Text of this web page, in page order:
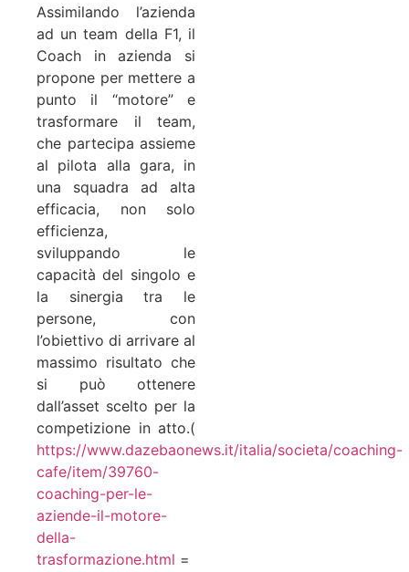
Assimilando l’azienda
ad un team della F1, il
Coach in azienda si
propone per mettere a
punto il “motore” e
trasformare il team,
che partecipa assieme
al pilota alla gara, in
una squadra ad alta
efficacia, non solo
efficienza,
sviluppando le
capacità del singolo e
la sinergia tra le
persone, con
l’obiettivo di arrivare al
massimo risultato che
si può ottenere
dall’asset scelto per la
competizione in atto.(
https://www.dazebaonews.it/italia/societa/coaching-
cafe/item/39760-
coaching-per-le-
aziende-il-motore-
della-
trasformazione.html =